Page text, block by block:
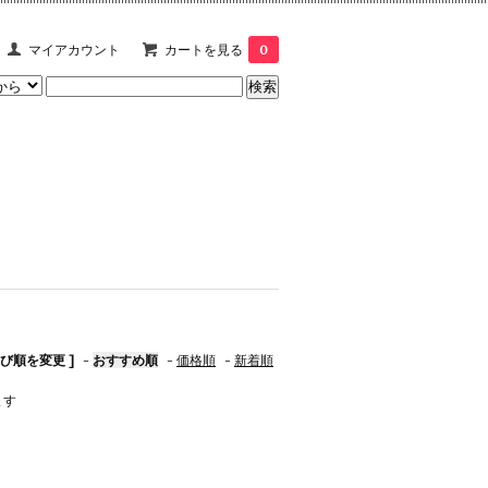
マイアカウント カートを見る 0
順を変更 ] - おすすめ順 - 価格順 - 新着順
す